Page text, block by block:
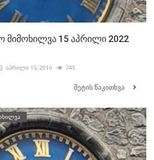
მიმოხილვა 15 აპრილი 2022
აპრილი 15, 2016 745
მეტის წაკითხვა